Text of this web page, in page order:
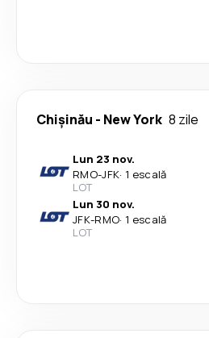
Chişinău - New York 8 zile
Lun 23 nov.
RMO-JFK· 1 escală
LOT
Lun 30 nov.
JFK-RMO· 1 escală
LOT